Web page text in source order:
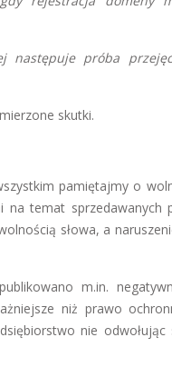
następuje próba
skutki.
pamiętajmy o
temat sprzedawanych
słowa, a
m.in.
niż prawo
nie